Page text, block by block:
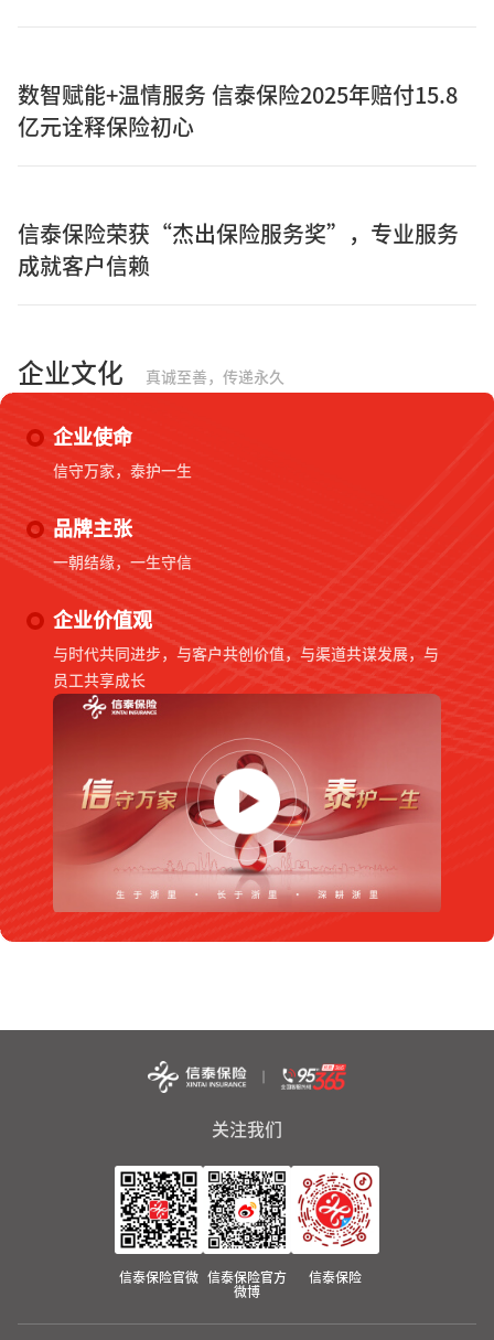
数智赋能+温情服务 信泰保险2025年赔付15.8
亿元诠释保险初心
信泰保险荣获“杰出保险服务奖”，专业服务
成就客户信赖
企业文化 真诚至善，传递永久
企业使命
信守万家，泰护一生
品牌主张
一朝结缘，一生守信
企业价值观
与时代共同进步，与客户共创价值，与渠道共谋发展，与
员工共享成长
关注我们
信泰保险官微
信泰保险官方
微博
信泰保险